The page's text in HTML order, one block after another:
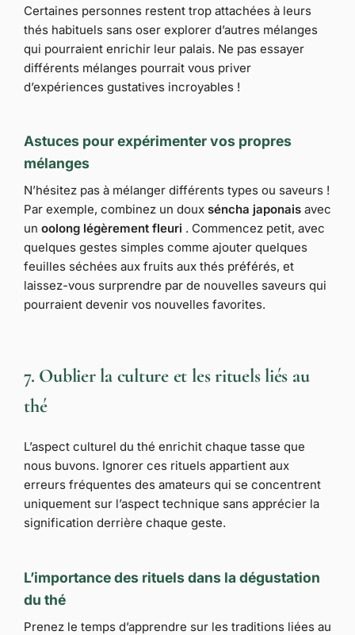
Certaines personnes restent trop attachées à leurs
thés habituels sans oser explorer d’autres mélanges
qui pourraient enrichir leur palais. Ne pas essayer
différents mélanges pourrait vous priver
d’expériences gustatives incroyables !
Astuces pour expérimenter vos propres
mélanges
N’hésitez pas à mélanger différents types ou saveurs !
Par exemple, combinez un doux séncha japonais avec
un oolong légèrement fleuri . Commencez petit, avec
quelques gestes simples comme ajouter quelques
feuilles séchées aux fruits aux thés préférés, et
laissez-vous surprendre par de nouvelles saveurs qui
pourraient devenir vos nouvelles favorites.
7. Oublier la culture et les rituels liés au
thé
L’aspect culturel du thé enrichit chaque tasse que
nous buvons. Ignorer ces rituels appartient aux
erreurs fréquentes des amateurs qui se concentrent
uniquement sur l’aspect technique sans apprécier la
signification derrière chaque geste.
L’importance des rituels dans la dégustation
du thé
Prenez le temps d’apprendre sur les traditions liées au